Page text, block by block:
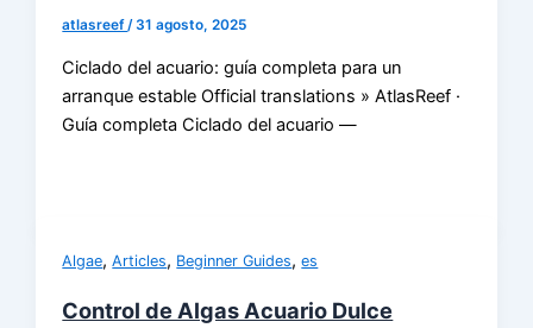
atlasreef/31 agosto, 2025
Ciclado del acuario: guía completa para un
arranque estable Official translations » AtlasReef ·
Guía completa Ciclado del acuario —
Algae,Articles, Beginner Guides,es
Control de Algas Acuario Dulce